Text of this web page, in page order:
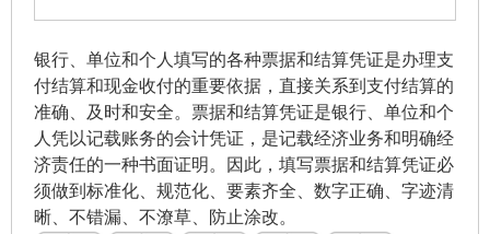
银行、单位和个人填写的各种票据和结算凭证是办理支
付结算和现金收付的重要依据，直接关系到支付结算的
准确、及时和安全。票据和结算凭证是银行、单位和个
人凭以记载账务的会计凭证，是记载经济业务和明确经
济责任的一种书面证明。因此，填写票据和结算凭证必
须做到标准化、规范化、要素齐全、数字正确、字迹清
晰、不错漏、不潦草、防止涂改。